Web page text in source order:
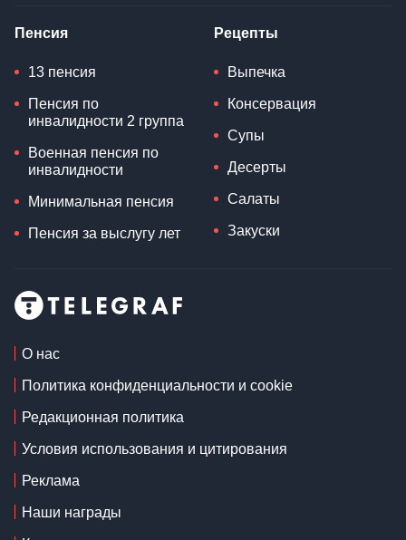
Пенсия
13 пенсия
Пенсия по
инвалидности 2 группа
Военная пенсия по
инвалидности
Минимальная пенсия
Пенсия за выслугу лет
Рецепты
Выпечка
Консервация
Супы
Десерты
Салаты
Закуски
О нас
Политика конфиденциальности и cookie
Редакционная политика
Условия использования и цитирования
Реклама
Наши награды